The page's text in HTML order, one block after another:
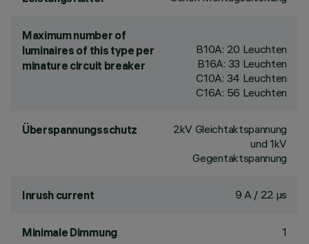
Maximum number of
luminaires of this type per
minature circuit breaker
B10A: 20 Leuchten
B16A: 33 Leuchten
C10A: 34 Leuchten
C16A: 56 Leuchten
Überspannungsschutz
2kV Gleichtaktspannung
und 1kV
Gegentaktspannung
Inrush current 9 A / 22 µs
Minimale Dimmung 1